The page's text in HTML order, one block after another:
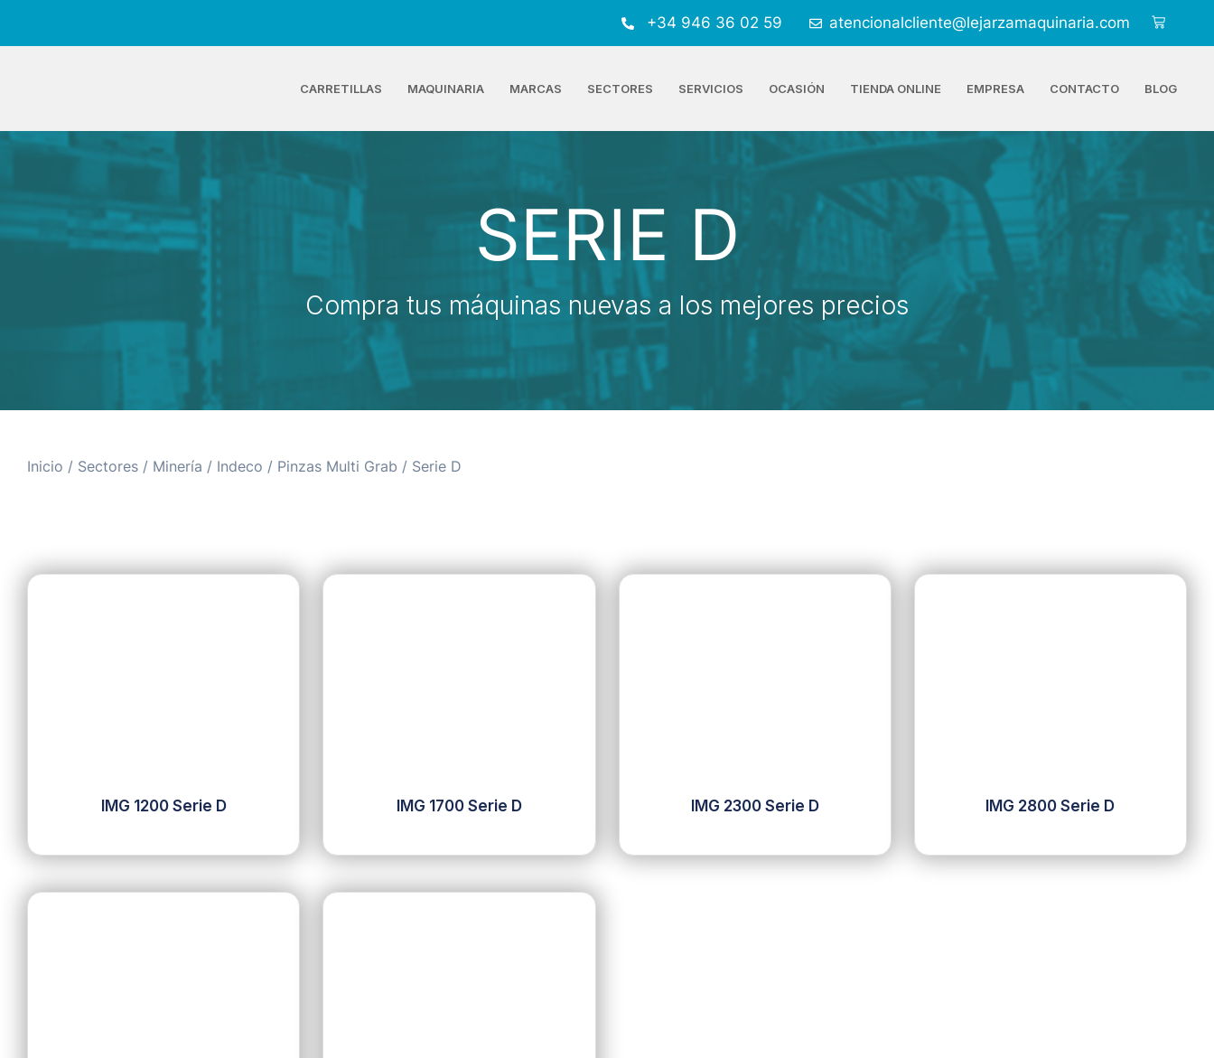
+34 946 36 02 59 atencionalcliente@lejarzamaquinaria.com
CARRETILLAS MAQUINARIA MARCAS SECTORES SERVICIOS OCASIÓN TIENDA ONLINE EMPRESA CONTACTO BLOG
SERIE D
Compra tus máquinas nuevas a los mejores precios
Inicio / Sectores / Minería / Indeco / Pinzas Multi Grab / Serie D
IMG 1200 Serie D IMG 1700 Serie D IMG 2300 Serie D IMG 2800 Serie D